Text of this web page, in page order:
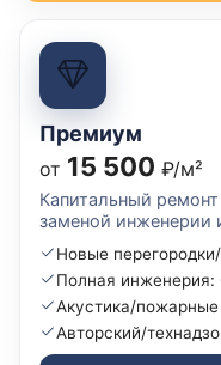
Премиум
от 15 500 ₽/м²
Капитальный
заменой инженерии
Новые
Полная
Акустика/
Авторский/